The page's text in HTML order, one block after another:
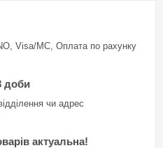
Visa/MC, Оплата по рахунку
доби
чи адрес
актуальна!